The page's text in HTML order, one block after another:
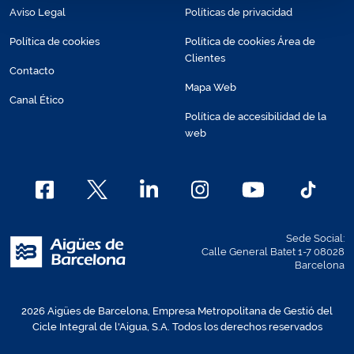
Aviso Legal
Política de cookies
Contacto
Canal Ético
Políticas de privacidad
Política de cookies Área de
Clientes
Mapa Web
Política de accesibilidad de la
web
Sede Social:
Calle General Batet 1-7 08028
Barcelona
2026 Aigües de Barcelona, Empresa Metropolitana de Gestió del
Cicle Integral de l'Aigua, S.A. Todos los derechos reservados